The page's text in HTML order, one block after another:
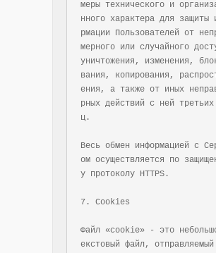
меры технического и
нного характера для защиты
рмации Пользователей от
мерного или случайного
уничтожения, изменения,
вания, копирования,
ения, а также от иных
рных действий с ней
ц.
Весь обмен информацией с
ом осуществляется по
у протоколу HTTPS.
7. Cookies
Файл «cookie» - это
екстовый файл,